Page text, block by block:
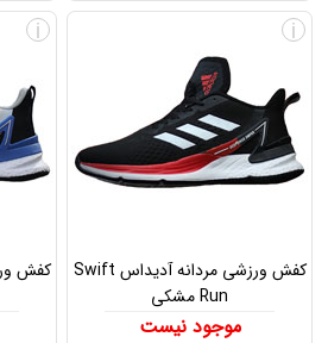
کفش ورزشی مردانه آدیداس Swift
Run مشکی
موجود نیست
i
i